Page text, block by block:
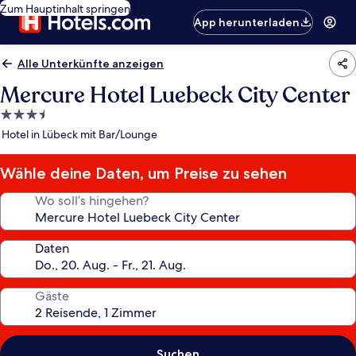
Zum Hauptinhalt springen
App herunterladen
Alle Unterkünfte anzeigen
Mercure Hotel Luebeck City Center
3.5-
Sterne-
Hotel in Lübeck mit Bar/Lounge
Wähle deine Daten, um Preise zu sehen
Wo soll’s hingehen?
Daten
Gäste